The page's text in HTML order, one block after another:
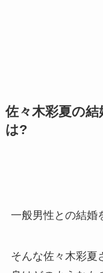
佐々木彩夏の
は?
一般男性との結婚
そんな佐々木彩夏